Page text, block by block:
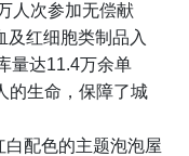
人次参加无偿献
及红细胞类制品入
量达11.4万余单
的生命，保障了城
配色的主题泡泡屋